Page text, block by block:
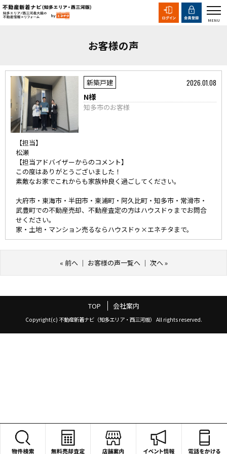
お客様の声
新築戸建 2026.01.08
N様
知多市のお客様
【担当】
松瀬
【担当アドバイザーからのコメント】
この度はありがとうございました！
素敵なお家でこれからも家族仲良く過ごしてください。
大府市・東海市・半田市・東浦町・阿久比町・知多市・常滑市・
武豊町での不動産売却、不動産査定の方はハウスドゥまでお問合
せください。
家・土地・マンション売るならハウスドゥ×エネチタまで。
« 前へ｜ お客様の声一覧へ｜ 次へ»
TOP 会社案内
Copyright(c) 不動産新着ナビ（知多エリア・西三河版） All rights reserved.